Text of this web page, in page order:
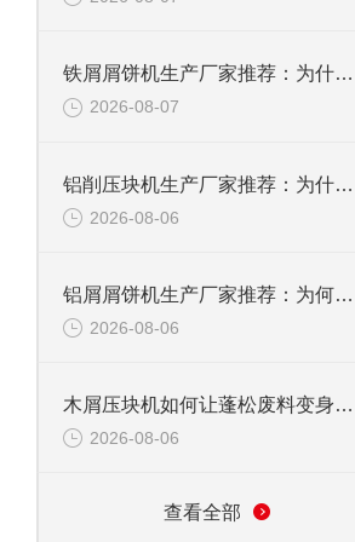
铁屑屑饼机生产厂家推荐：为什么恩派特是您的优选伙伴
2026-08-07
铝削压块机生产厂家推荐：为什么恩派特是值得信赖的选择？
2026-08-06
铝屑屑饼机生产厂家推荐：为何恩派特成为金属回收行业的“隐形优选”？
2026-08-06
木屑压块机如何让蓬松废料变身高能燃料？
2026-08-06
查看全部